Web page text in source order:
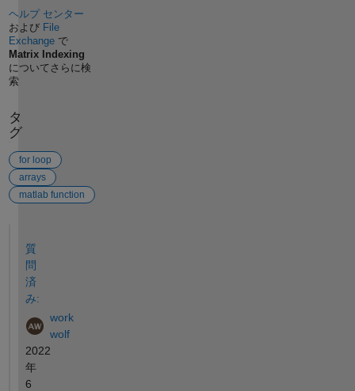
ヘルプ センター
および File
Exchangeで
Matrix Indexing
についてさらに検
索
タ
グ
for loop
arrays
matlab function
質
問
済
み:
work
wolf
2022
年
6